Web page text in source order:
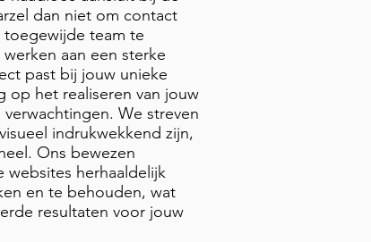
dan niet om contact
team te
aan een sterke
past bij jouw unieke
op het realiseren van jouw
We streven
indrukwekkend zijn,
Ons bewezen
websites herhaaldelijk
en te behouden, wat
resultaten voor jouw